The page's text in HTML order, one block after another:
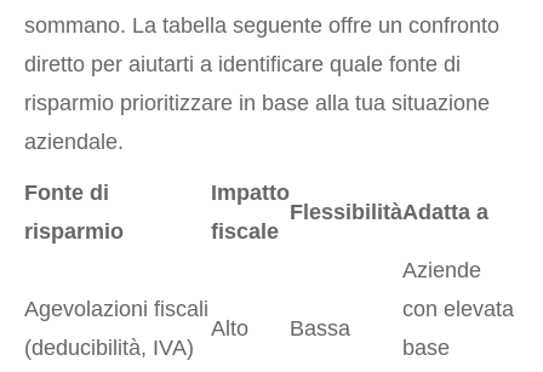
sommano. La tabella seguente offre un confronto
diretto per aiutarti a identificare quale fonte di
risparmio prioritizzare in base alla tua situazione
aziendale.
Fonte di
risparmio
Impatto
fiscale
FlessibilitàAdatta a
Agevolazioni fiscali
(deducibilità, IVA)
Alto Bassa
Aziende
con elevata
base